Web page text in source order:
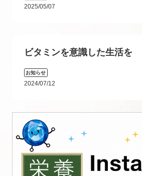
2025/05/07
ビタミンを意識した生活を
お知らせ
2024/07/12